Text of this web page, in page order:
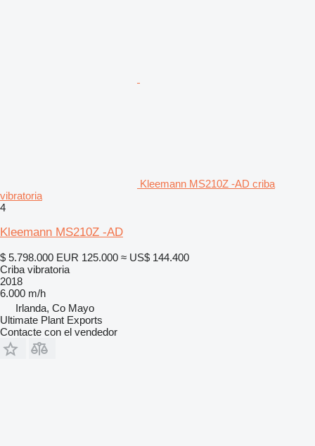
Kleemann MS210Z -AD criba
vibratoria
4
Kleemann MS210Z -AD
$ 5.798.000 EUR 125.000 ≈ US$ 144.400
Criba vibratoria
2018
6.000 m/h
Irlanda, Co Mayo
Ultimate Plant Exports
Contacte con el vendedor